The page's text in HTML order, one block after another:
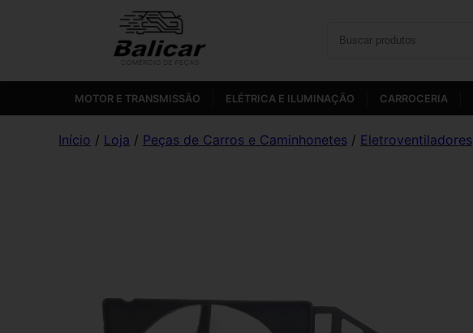
MOTOR E TRANSMISSÃO ELÉTRICA E ILUMINAÇÃO CARROCERIA
Início / Loja / Peças de Carros e Caminhonetes / Eletroventiladores